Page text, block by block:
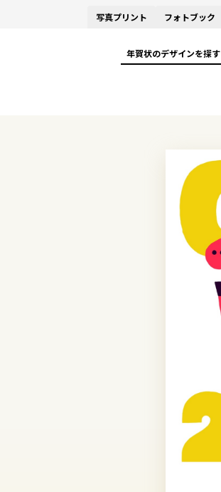
写真プリント フォトブック
年賀状のデザインを探す